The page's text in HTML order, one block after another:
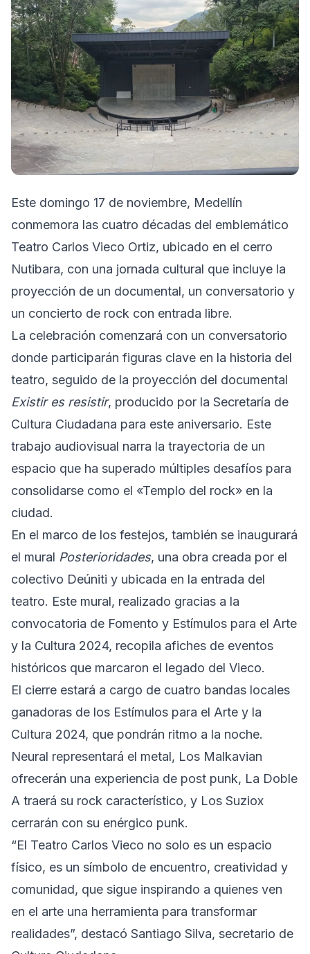
Este domingo 17 de noviembre, Medellín
conmemora las cuatro décadas del emblemático
Teatro Carlos Vieco Ortiz, ubicado en el cerro
Nutibara, con una jornada cultural que incluye la
proyección de un documental, un conversatorio y
un concierto de rock con entrada libre.
La celebración comenzará con un conversatorio
donde participarán figuras clave en la historia del
teatro, seguido de la proyección del documental
Existir es resistir, producido por la Secretaría de
Cultura Ciudadana para este aniversario. Este
trabajo audiovisual narra la trayectoria de un
espacio que ha superado múltiples desafíos para
consolidarse como el «Templo del rock» en la
ciudad.
En el marco de los festejos, también se inaugurará
el mural Posterioridades, una obra creada por el
colectivo Deúniti y ubicada en la entrada del
teatro. Este mural, realizado gracias a la
convocatoria de Fomento y Estímulos para el Arte
y la Cultura 2024, recopila afiches de eventos
históricos que marcaron el legado del Vieco.
El cierre estará a cargo de cuatro bandas locales
ganadoras de los Estímulos para el Arte y la
Cultura 2024, que pondrán ritmo a la noche.
Neural representará el metal, Los Malkavian
ofrecerán una experiencia de post punk, La Doble
A traerá su rock característico, y Los Suziox
cerrarán con su enérgico punk.
“El Teatro Carlos Vieco no solo es un espacio
físico, es un símbolo de encuentro, creatividad y
comunidad, que sigue inspirando a quienes ven
en el arte una herramienta para transformar
realidades”, destacó Santiago Silva, secretario de